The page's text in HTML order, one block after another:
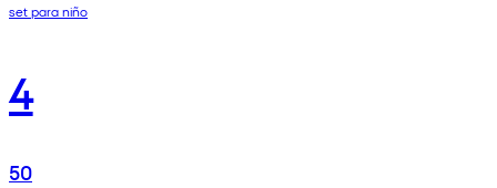
set para niño
4
50